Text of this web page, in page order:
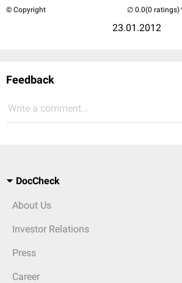
© Copyright
23.01.2012
(0 ratings)
Feedback
Write a comment...
DocCheck
About Us
Investor Relations
Press
Career